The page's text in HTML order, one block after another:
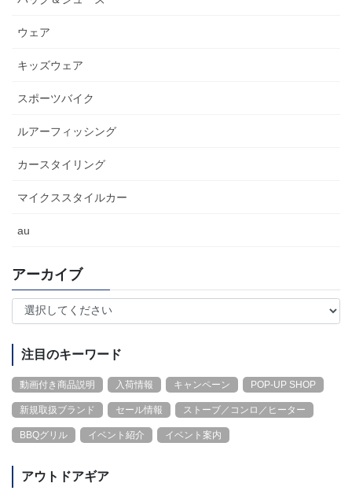
ウェア
キッズウェア
スポーツバイク
ルアーフィッシング
カースタイリング
マイクススタイルカー
au
アーカイブ
注目のキーワード
動画付き商品説明 入荷情報 キャンペーン POP-UP SHOP
新規取扱ブランド セール情報 ストーブ／コンロ／ヒーター
BBQグリル イベント紹介 イベント案内
アウトドアギア